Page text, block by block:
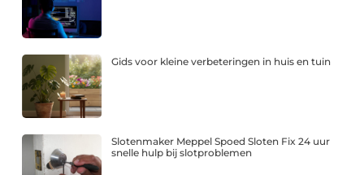
Gids voor kleine verbeteringen in huis en tuin
Slotenmaker Meppel Spoed Sloten Fix 24 uur
snelle hulp bij slotproblemen